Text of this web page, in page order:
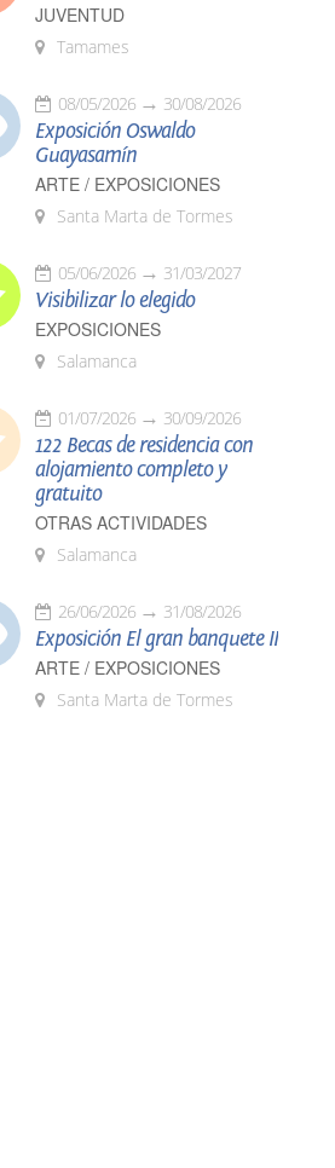
JUVENTUD
Tamames
08/05/2026 30/08/2026
Exposición Oswaldo
Guayasamín
ARTE / EXPOSICIONES
Santa Marta de Tormes
05/06/2026 31/03/2027
Visibilizar lo elegido
EXPOSICIONES
Salamanca
01/07/2026 30/09/2026
122 Becas de residencia con
alojamiento completo y
gratuito
OTRAS ACTIVIDADES
Salamanca
26/06/2026 31/08/2026
Exposición El gran banquete II
ARTE / EXPOSICIONES
Santa Marta de Tormes